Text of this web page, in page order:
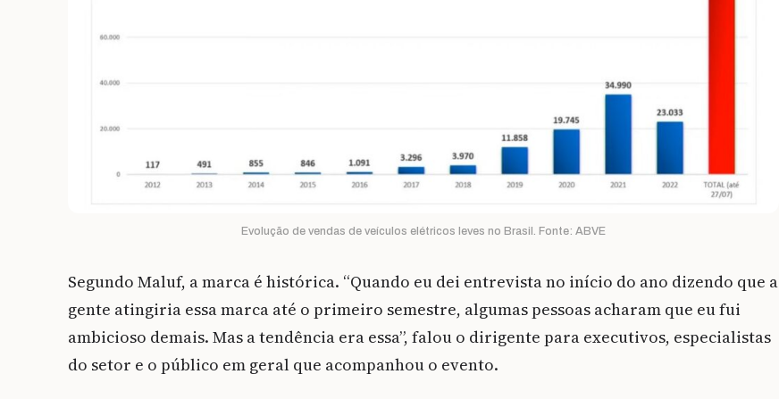
Evolução de vendas de veículos elétricos leves no Brasil. Fonte: ABVE
Segundo Maluf, a marca é histórica. “Quando eu dei entrevista no início do ano dizendo que a
gente atingiria essa marca até o primeiro semestre, algumas pessoas acharam que eu fui
ambicioso demais. Mas a tendência era essa”, falou o dirigente para executivos, especialistas
do setor e o público em geral que acompanhou o evento.